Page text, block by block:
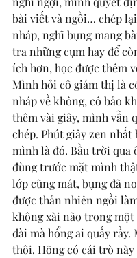
bài viết và ngồi… chép
nháp, nghĩ bụng mang
tra những cụm hay để
ích hơn, học được thêm
Mình hỏi cô giám thị là
nháp về không, cô bảo
thêm vài giây, mình vẫn
chép. Phút giây zen nhất
mình là đó. Bầu trời qua
đùng trước mặt mình
lớp cũng mát, bụng đã
được thản nhiên ngồi
không xài não trong
dài mà hổng ai quấy rầy.
thôi. Hông có cái trò